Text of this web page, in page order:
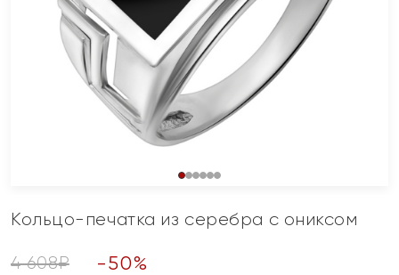
Кольцо-печатка из серебра с ониксом
4 608₽ -50%